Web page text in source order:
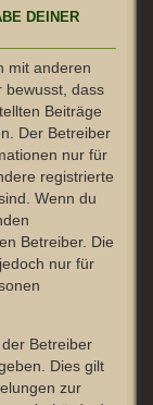
DEINER
mit anderen
bewusst, dass
Beiträge
Der Betreiber
nur für
registrierte
Wenn du
Betreiber. Die
nur für
Betreiber
Dies gilt
zur